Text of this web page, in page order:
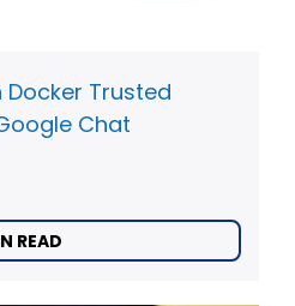
Trusted
Chat
READ